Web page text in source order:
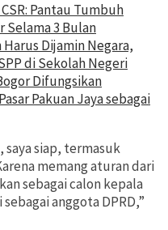
Pantau Tumbuh
Selama 3 Bulan
Dijamin Negara,
di Sekolah Negeri
Difungsikan
Pakuan Jaya sebagai
siap, termasuk
memang aturan dari
sebagai calon kepala
anggota DPRD,”